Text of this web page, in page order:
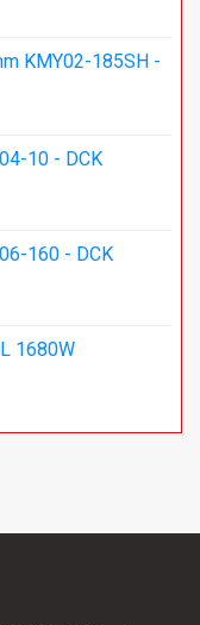
KMY02-185SH -
10 - DCK
160 - DCK
1680W